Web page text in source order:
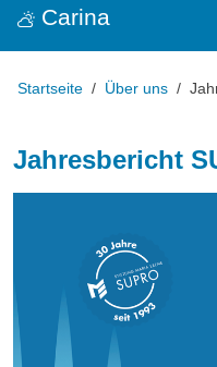
Carina
Startseite Über uns
Jahresbericht